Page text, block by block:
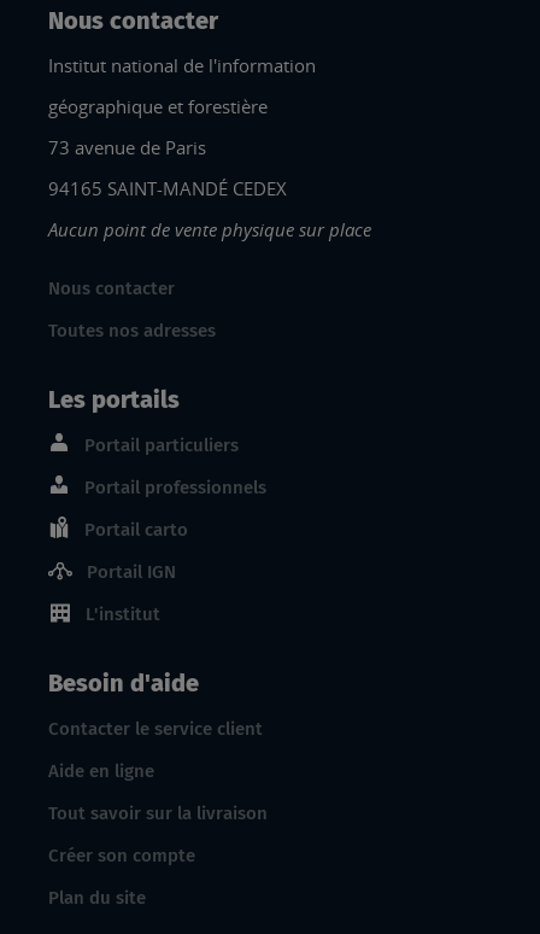
Nous contacter
Institut national de l'information
géographique et forestière
73 avenue de Paris
94165 SAINT-MANDÉ CEDEX
Aucun point de vente physique sur place
Nous contacter
Toutes nos adresses
Les portails
Portail particuliers
Portail professionnels
Portail carto
Portail IGN
L'institut
Besoin d'aide
Contacter le service client
Aide en ligne
Tout savoir sur la livraison
Créer son compte
Plan du site